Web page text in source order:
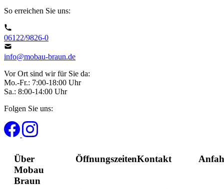
So erreichen Sie uns:
06122/9826-0
info@mobau-braun.de
Vor Ort sind wir für Sie da:
Mo.-Fr.: 7:00-18:00 Uhr
Sa.: 8:00-14:00 Uhr
Folgen Sie uns:
Über
Mobau
Braun
ÖffnungszeitenKontakt